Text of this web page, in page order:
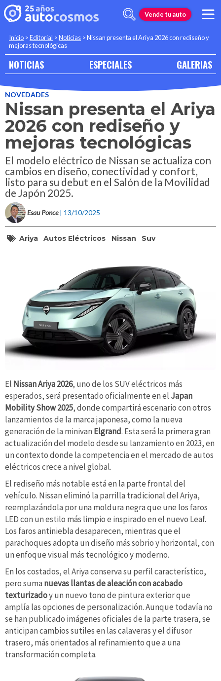
Vende tu auto
Inicio >Editorial >Noticias >Nissan presenta el Ariya 2026 con rediseño y
mejoras tecnológicas
NOTICIAS ESPECIALES GALERIAS
NOVEDADES
Nissan presenta el Ariya
2026 con rediseño y
mejoras tecnológicas
El modelo eléctrico de Nissan se actualiza con
cambios en diseño, conectividad y confort,
listo para su debut en el Salón de la Movilidad
de Japón 2025.
Esau Ponce | 13/10/2025
Ariya Autos Eléctricos Nissan Suv
El Nissan Ariya 2026, uno de los SUV eléctricos más
esperados, será presentado oficialmente en el Japan
Mobility Show 2025, donde compartirá escenario con otros
lanzamientos de la marca japonesa, como la nueva
generación de la minivan Elgrand. Esta será la primera gran
actualización del modelo desde su lanzamiento en 2023, en
un contexto donde la competencia en el mercado de autos
eléctricos crece a nivel global.
El rediseño más notable está en la parte frontal del
vehículo. Nissan eliminó la parrilla tradicional del Ariya,
reemplazándola por una moldura negra que une los faros
LED con un estilo más limpio e inspirado en el nuevo Leaf.
Los faros antiniebla desaparecen, mientras que el
parachoques adopta un diseño más sobrio y horizontal, con
un enfoque visual más tecnológico y moderno.
En los costados, el Ariya conserva su perfil característico,
pero suma nuevas llantas de aleación con acabado
texturizadoy un nuevo tono de pintura exterior que
amplía las opciones de personalización. Aunque todavía no
se han publicado imágenes oficiales de la parte trasera, se
anticipan cambios sutiles en las calaveras y el difusor
trasero, más orientados al refinamiento que a una
transformación completa.